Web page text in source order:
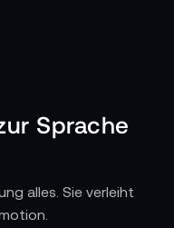
Sprache
alles. Sie verleiht